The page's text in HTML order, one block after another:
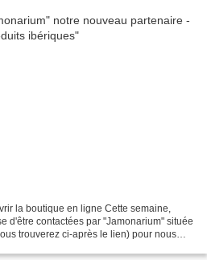
la boutique en ligne Cette semaine,
d'être contactées par "Jamonarium" située
trouverez ci-après le lien) pour nous